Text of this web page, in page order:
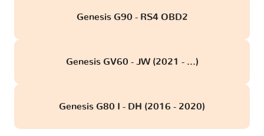
Genesis G90 - RS4 OBD2
Genesis GV60 - JW (2021 - ...)
Genesis G80 I - DH (2016 - 2020)